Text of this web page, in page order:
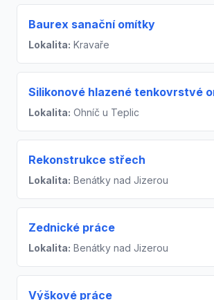
Baurex sanační omítky
Lokalita: Kravaře
Silikonové hlazené tenkovrstvé
Lokalita: Ohníč u Teplic
Rekonstrukce střech
Lokalita: Benátky nad Jizerou
Zednické práce
Lokalita: Benátky nad Jizerou
Výškové práce